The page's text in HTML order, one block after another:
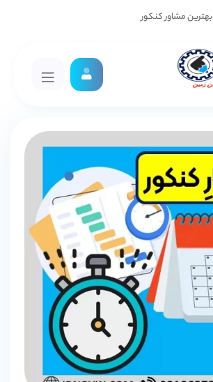
بهترین مشاور کنکور